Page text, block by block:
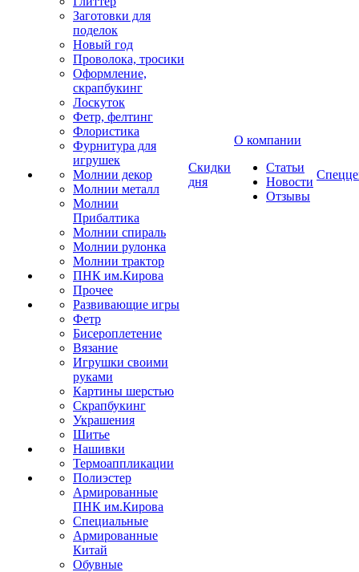
Заготовки для
поделок
Новый год
Проволока, тросики
Оформление,
скрапбукинг
Лоскуток
Фетр, фелтинг
Флористика
Фурнитура для
игрушек
Молнии декор
Молнии металл
Молнии
Прибалтика
Молнии спираль
Молнии рулонка
Молнии трактор
ПНК им.Кирова
Прочее
Развивающие игры
Фетр
Бисероплетение
Вязание
Игрушки своими
руками
Картины шерстью
Скрапбукинг
Украшения
Шитье
Нашивки
Термоаппликации
Полиэстер
Армированные
ПНК им.Кирова
Специальные
Армированные
Китай
Обувные
Скидки
дня
О компании
Статьи
Новости
Отзывы